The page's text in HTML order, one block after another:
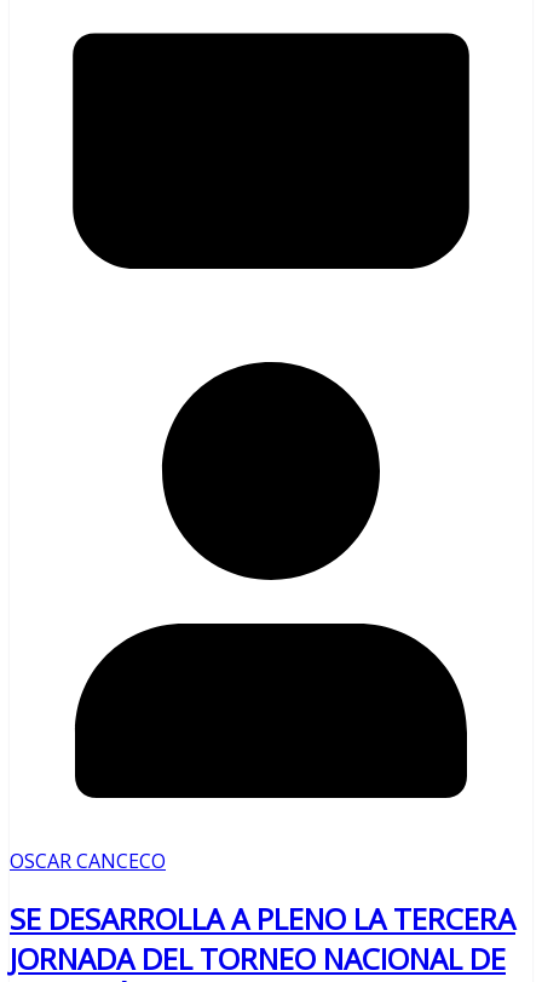
OSCAR CANCECO
SE DESARROLLA A PLENO LA TERCERA
JORNADA DEL TORNEO NACIONAL DE